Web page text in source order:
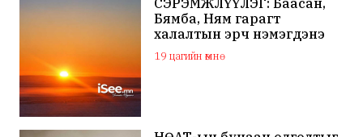
СЭРЭМЖЛҮҮЛЭГ: Баасан,
Бямба, Ням гарагт
халалтын эрч нэмэгдэнэ
19 цагийн өмнө